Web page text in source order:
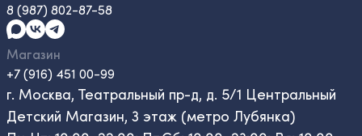
8 (987) 802-87-58
Магазин
+7 (916) 451 00-99
г. Москва, Театральный пр-д, д. 5/1 Центральный
Детский Магазин, 3 этаж (метро Лубянка)